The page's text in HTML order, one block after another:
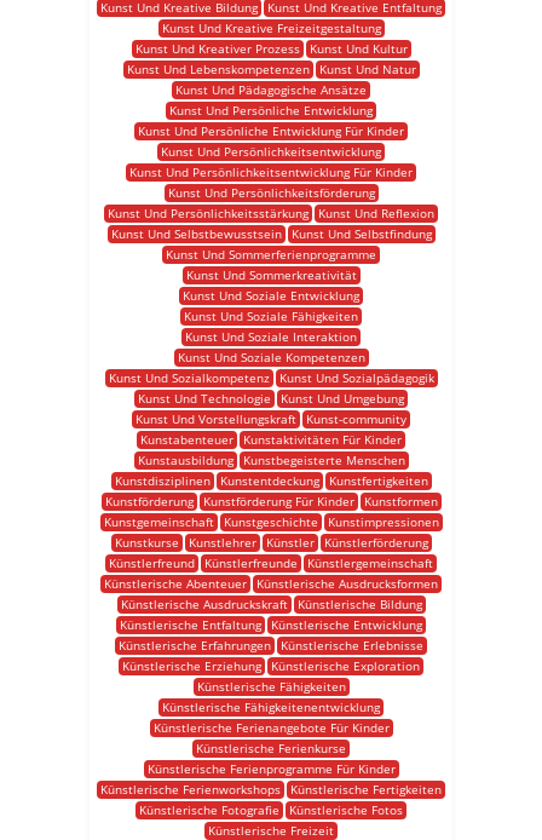
Kunst Und Kreative Bildung
Kunst Und Kreative Entfaltung
Kunst Und Kreative Freizeitgestaltung
Kunst Und Kreativer Prozess
Kunst Und Kultur
Kunst Und Lebenskompetenzen
Kunst Und Natur
Kunst Und Pädagogische Ansätze
Kunst Und Persönliche Entwicklung
Kunst Und Persönliche Entwicklung Für Kinder
Kunst Und Persönlichkeitsentwicklung
Kunst Und Persönlichkeitsentwicklung Für Kinder
Kunst Und Persönlichkeitsförderung
Kunst Und Persönlichkeitsstärkung
Kunst Und Reflexion
Kunst Und Selbstbewusstsein
Kunst Und Selbstfindung
Kunst Und Sommerferienprogramme
Kunst Und Sommerkreativität
Kunst Und Soziale Entwicklung
Kunst Und Soziale Fähigkeiten
Kunst Und Soziale Interaktion
Kunst Und Soziale Kompetenzen
Kunst Und Sozialkompetenz
Kunst Und Sozialpädagogik
Kunst Und Technologie
Kunst Und Umgebung
Kunst Und Vorstellungskraft
Kunst-community
Kunstabenteuer
Kunstaktivitäten Für Kinder
Kunstausbildung
Kunstbegeisterte Menschen
Kunstdisziplinen
Kunstentdeckung
Kunstfertigkeiten
Kunstförderung
Kunstförderung Für Kinder
Kunstformen
Kunstgemeinschaft
Kunstgeschichte
Kunstimpressionen
Kunstkurse
Kunstlehrer Künstler
Künstlerförderung
Künstlerfreund
Künstlerfreunde
Künstlergemeinschaft
Künstlerische Abenteuer
Künstlerische Ausdrucksformen
Künstlerische Ausdruckskraft
Künstlerische Bildung
Künstlerische Entfaltung
Künstlerische Entwicklung
Künstlerische Erfahrungen
Künstlerische Erlebnisse
Künstlerische Erziehung
Künstlerische Exploration
Künstlerische Fähigkeiten
Künstlerische Fähigkeitenentwicklung
Künstlerische Ferienangebote Für Kinder
Künstlerische Ferienkurse
Künstlerische Ferienprogramme Für Kinder
Künstlerische Ferienworkshops
Künstlerische Fertigkeiten
Künstlerische Fotografie
Künstlerische Fotos
Künstlerische Freizeit